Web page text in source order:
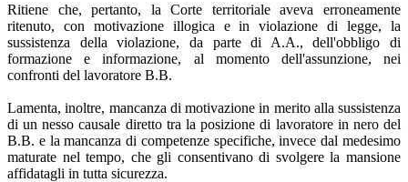
Ritiene che, pertanto, la Corte territoriale aveva erroneamente
ritenuto, con motivazione illogica e in violazione di legge, la
sussistenza della violazione, da parte di A.A., dell'obbligo di
formazione e informazione, al momento dell'assunzione, nei
confronti del lavoratore B.B.
Lamenta, inoltre, mancanza di motivazione in merito alla sussistenza
di un nesso causale diretto tra la posizione di lavoratore in nero del
B.B. e la mancanza di competenze specifiche, invece dal medesimo
maturate nel tempo, che gli consentivano di svolgere la mansione
affidatagli in tutta sicurezza.